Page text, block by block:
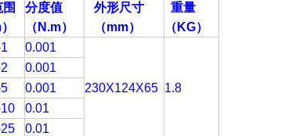
分度值
（N.m）
外形尺寸
（mm）
重量
（KG）
0.001
230X124X65 1.8
0.001
0.001
0.01
0.01